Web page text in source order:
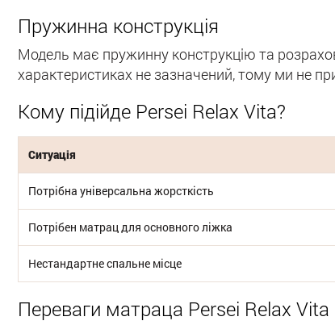
Пружинна конструкція
Модель має пружинну конструкцію та
характеристиках не зазначений, тому ми не
Кому підійде Persei Relax Vita?
Ситуація
Потрібна універсальна жорсткість
Потрібен матрац для основного ліжка
Нестандартне спальне місце
Переваги матраца Persei Relax Vita